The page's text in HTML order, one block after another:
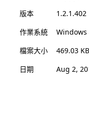
版本
1.2.1.402
作業系統
檔案大小
469.03 KB
日期
Aug 2,